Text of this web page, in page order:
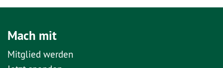
Mach mit
Mitglied werden